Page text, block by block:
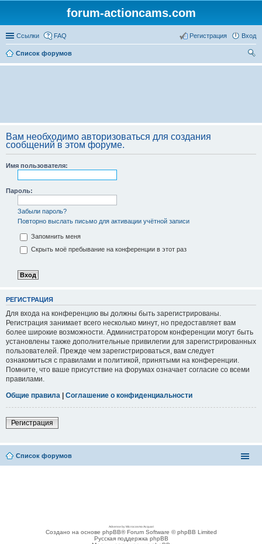
forum-actioncams.com
Ссылки FAQ Вход
Регистрация
Список форумов
ои
Вам необходимо авторизоваться для создания
сообщений в этом форуме.
Имя пользователя:
Пароль:
Забыли пароль?
Повторно выслать письмо для активации учётной записи
Запомнить меня
Скрыть моё пребывание на конференции в этот раз
РЕГИСТРАЦИЯ
Для входа на конференцию вы должны быть зарегистрированы.
Регистрация занимает всего несколько минут, но предоставляет вам
более широкие возможности. Администратором конференции могут быть
установлены также дополнительные привилегии для зарегистрированных
пользователей. Прежде чем зарегистрироваться, вам следует
ознакомиться с правилами и политикой, принятыми на конференции.
Помните, что ваше присутствие на форумах означает согласие со всеми
правилами.
Общие правила | Соглашение о конфиденциальности
Регистрация
Список форумов
Adsense by Microcosmo Acquari
Создано на основе phpBB® Forum Software © phpBB Limited
Русская поддержка phpBB